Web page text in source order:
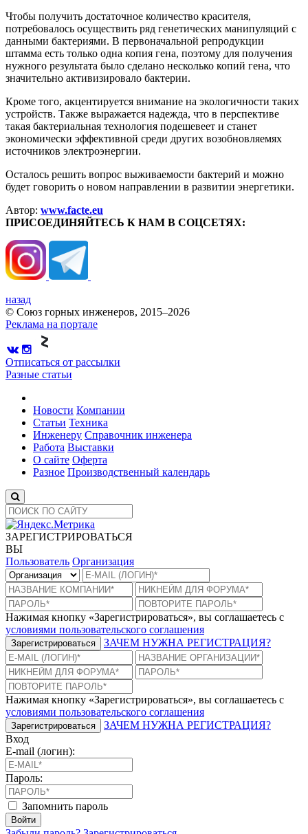
Чтобы получить достаточное количество красителя,
потребовалось осуществить ряд генетических манипуляций с
данными бактериями. В первоначальной репродукции
штамма есть только одна копия гена, поэтому для получения
нужного результата было сделано несколько копий гена, что
значительно активизировало бактерии.
Кроме того, акцентируется внимание на экологичности таких
устройств. Также выражается надежда, что в перспективе
такая бактериальная технология подешевеет и станет
экономически эффективной среди других возобновляемях
источников электроэнергии.
Осталось решить вопрос выживаемости бактерий и можно
будет говорить о новом направлении в развитии энергетики.
Автор: www.facte.eu
ПРИСОЕДИНЯЙТЕСЬ К НАМ В СОЦСЕТЯХ:
назад
© Союз горных инженеров, 2015–2026
Реклама на портале
Отписаться от рассылки
Разные статьи
Новости Компании
Статьи Техника
Инженеру Справочник инженера
Работа Выставки
О сайте Оферта
Разное Производственный календарь
ЗАРЕГИСТРИРОВАТЬСЯ
ВЫ
Пользователь Организация
Нажимая кнопку «Зарегистрироваться», вы соглашаетесь с
условиями пользовательского соглашения
Зарегистрироваться ЗАЧЕМ НУЖНА РЕГИСТРАЦИЯ?
Нажимая кнопку «Зарегистрироваться», вы соглашаетесь с
условиями пользовательского соглашения
Зарегистрироваться
ЗАЧЕМ НУЖНА РЕГИСТРАЦИЯ?
Вход
E-mail (логин):
Пароль:
Запомнить пароль
Войти